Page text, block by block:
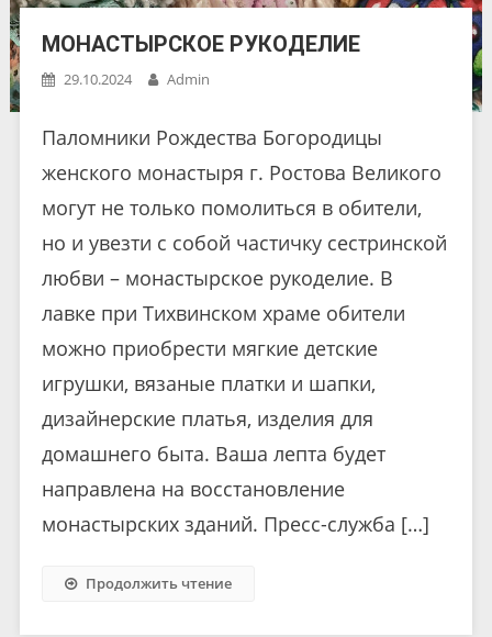
МОНАСТЫРСКОЕ РУКОДЕЛИЕ
29.10.2024 Admin
Паломники Рождества Богородицы
женского монастыря г. Ростова Великого
могут не только помолиться в обители,
но и увезти с собой частичку сестринской
любви – монастырское рукоделие. В
лавке при Тихвинском храме обители
можно приобрести мягкие детские
игрушки, вязаные платки и шапки,
дизайнерские платья, изделия для
домашнего быта. Ваша лепта будет
направлена на восстановление
монастырских зданий. Пресс-служба […]
Продолжить чтение